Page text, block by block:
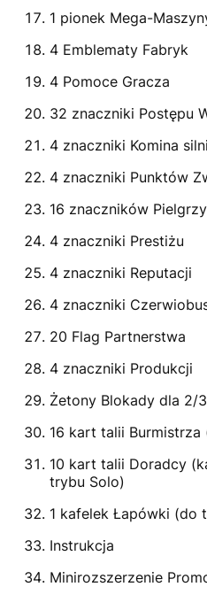
1 pionek Mega-
4 Emblematy Fabryk
4 Pomoce Gracza
32 znaczniki Postępu
4 znaczniki Komina
4 znaczniki Punktów
16 znaczników
4 znaczniki Prestiżu
4 znaczniki Reputacji
4 znaczniki
20 Flag Partnerstwa
4 znaczniki Produkcji
Żetony
16 kart talii Burmistrza
10 kart talii Doradcy
trybu Solo)
1 kafelek Łapówki (do
Instrukcja
Minirozszerzenie